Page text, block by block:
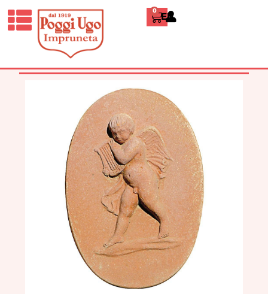
0 ENGLISH
HOME/CLASSICI
PANNELLI
DECORATIVI/ ANGELO CON LIRA IN
OVALE